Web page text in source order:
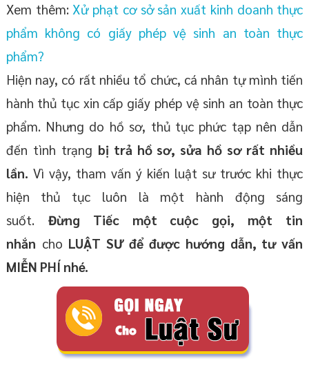
Xem thêm: Xử phạt cơ sở sản xuất kinh doanh thực
phẩm không có giấy phép vệ sinh an toàn thực
phẩm?
Hiện nay, có rất nhiều tổ chức, cá nhân tự mình tiến
hành thủ tục xin cấp giấy phép vệ sinh an toàn thực
phẩm. Nhưng do hồ sơ, thủ tục phức tạp nên dẫn
đến tình trạng bị trả hồ sơ, sửa hồ sơ rất nhiều
lần. Vì vậy, tham vấn ý kiến luật sư trước khi thực
hiện thủ tục luôn là một hành động sáng
suốt. Đừng Tiếc một cuộc gọi, một tin
nhắn cho LUẬT SƯ để đượchướng dẫn, tư vấn
MIỄN PHÍnhé.